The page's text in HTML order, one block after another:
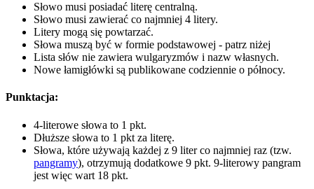
Słowo musi posiadać literę centralną.
Słowo musi zawierać co najmniej 4 litery.
Litery mogą się powtarzać.
Słowa muszą być w formie podstawowej - patrz niżej
Lista słów nie zawiera wulgaryzmów i nazw własnych.
Nowe łamigłówki są publikowane codziennie o północy.
Punktacja:
4-literowe słowa to 1 pkt.
Dłuższe słowa to 1 pkt za literę.
Słowa, które używają każdej z 9 liter co najmniej raz (tzw.
pangramy), otrzymują dodatkowe 9 pkt. 9-literowy pangram
jest więc wart 18 pkt.